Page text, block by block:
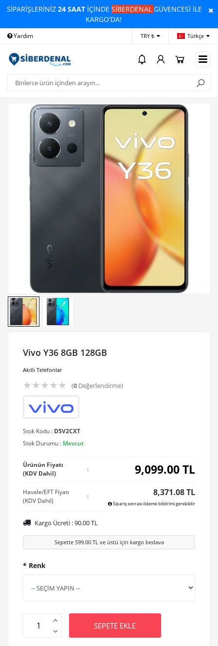
SİPARİŞLERİNİZ24 SAAT İÇİNDESİBERDENALGÜVENCESİ İLE
KARGO'DA!
Yardım Ödeme Bildirimi
TRY ₺ Türkçe
Vivo Y36 8GB 128GB
Akıllı Telefonlar
★★★★★ (0Değerlendirme)
Stok Kodu : D5V2CXT
Stok Durumu : Mevcut
Ürünün Fiyatı
(KDV Dahil)
: 9,099.00TL
Havale/EFT Fiyatı
(KDV Dahil)
: 8,371.08 TL
Sipariş sonrası ödeme bildirimi gereklidir
Kargo Ücreti :90.00TL
Sepette 599.00TL ve üstü için kargo bedava
* Renk
SEPETE EKLE